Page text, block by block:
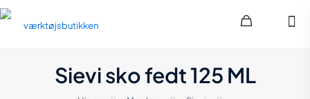
Sievi sko fedt 125 ML